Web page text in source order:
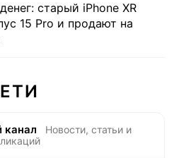
старый iPhone XR
15 Pro и продают на
канал
Новости, статьи и